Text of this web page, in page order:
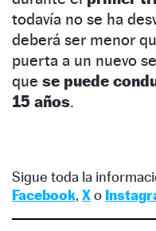
todavía no se ha
deberá ser menor
puerta a un nuevo
que se puede
15 años.
Sigue toda la
Facebook, Xo